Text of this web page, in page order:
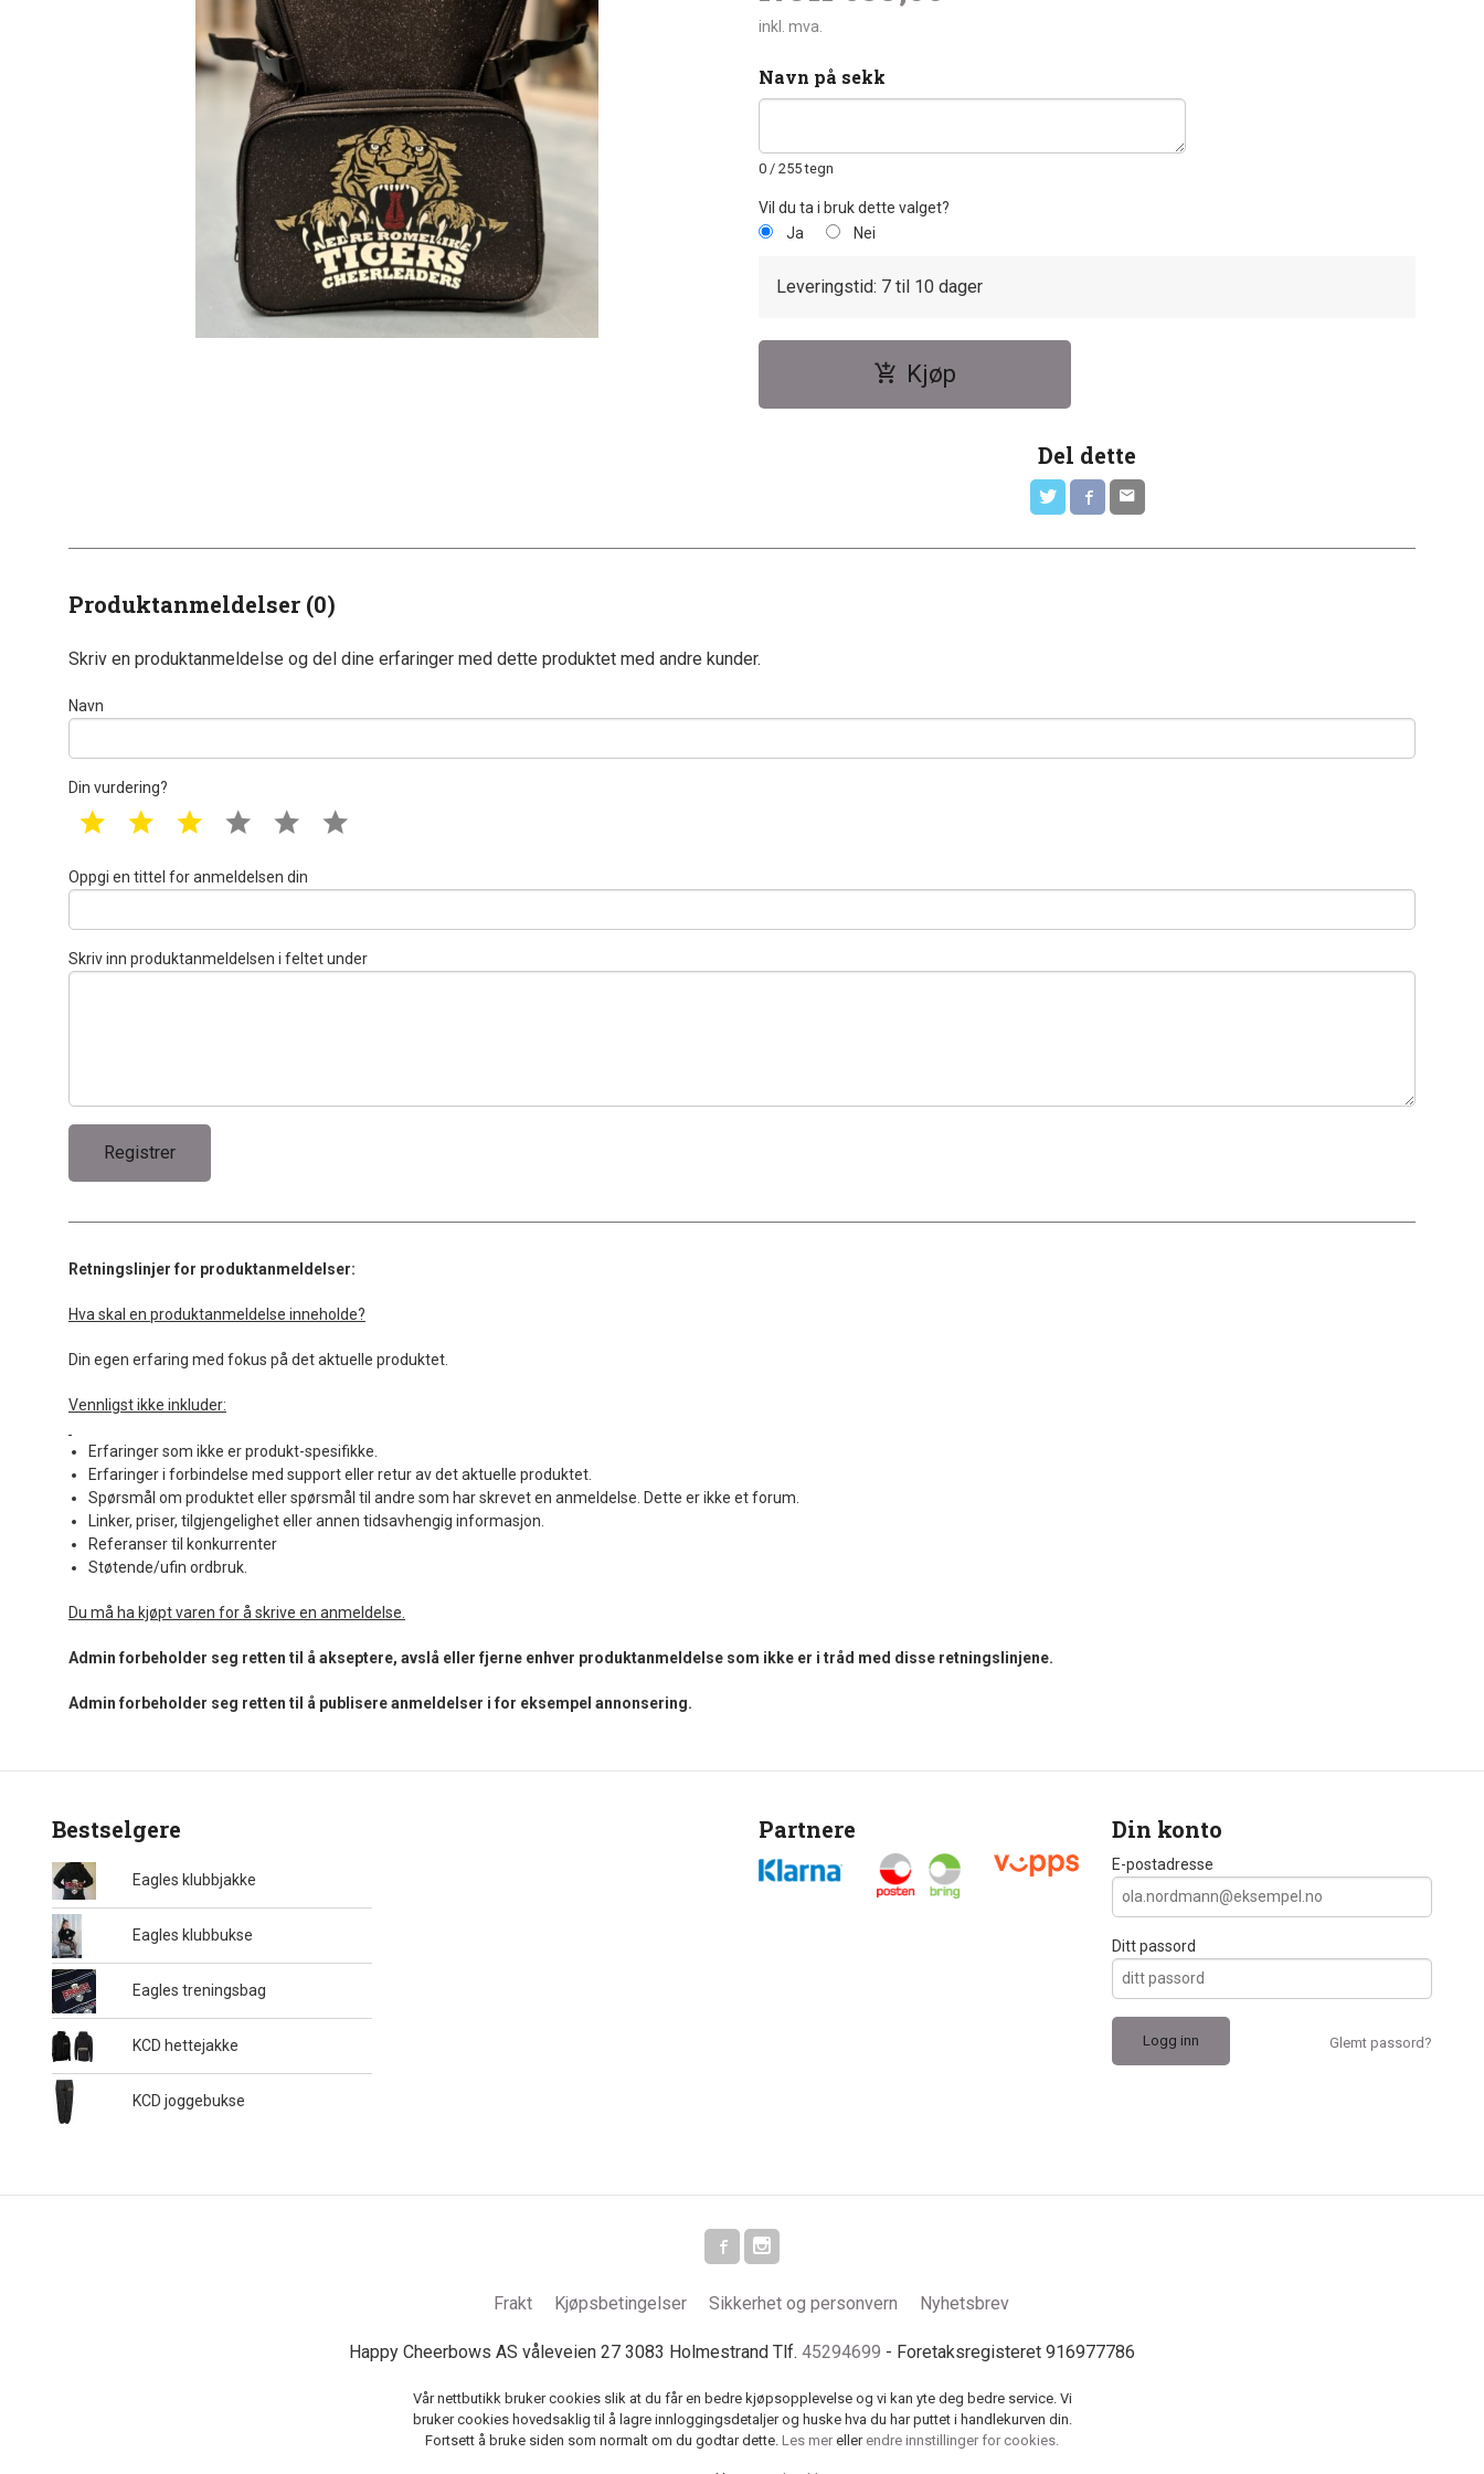
inkl. mva.
Navn på sekk
0 / 255 tegn
Vil du ta i bruk dette valget?
Ja
Nei
Leveringstid: 7 til 10 dager
Kjøp
Del dette
Produktanmeldelser (0)
Skriv en produktanmeldelse og del dine erfaringer med dette produktet med andre kunder.
Navn
Din vurdering?
1 star 2 star 3 star 4 star 5 star
Oppgi en tittel for anmeldelsen din
Skriv inn produktanmeldelsen i feltet under
Retningslinjer for produktanmeldelser:
Hva skal en produktanmeldelse inneholde?
Din egen erfaring med fokus på det aktuelle produktet.
Vennligst ikke inkluder:
Erfaringer som ikke er produkt-spesifikke.
Erfaringer i forbindelse med support eller retur av det aktuelle produktet.
Spørsmål om produktet eller spørsmål til andre som har skrevet en anmeldelse. Dette er ikke et forum.
Linker, priser, tilgjengelighet eller annen tidsavhengig informasjon.
Referanser til konkurrenter
Støtende/ufin ordbruk.
Du må ha kjøpt varen for å skrive en anmeldelse.
Admin forbeholder seg retten til å akseptere, avslå eller fjerne enhver produktanmeldelse som ikke er i tråd med disse retningslinjene.
Admin forbeholder seg retten til å publisere anmeldelser i for eksempel annonsering.
Bestselgere
Eagles klubbjakke
Eagles klubbukse
Eagles treningsbag
KCD hettejakke
KCD joggebukse
Partnere Din konto
E-postadresse
Ditt passord
Glemt passord?
Frakt Kjøpsbetingelser Sikkerhet og personvern Nyhetsbrev
Happy Cheerbows AS våleveien 27 3083 Holmestrand Tlf. 45294699 - Foretaksregisteret 916977786
Vår nettbutikk bruker cookies slik at du får en bedre kjøpsopplevelse og vi kan yte deg bedre service. Vi
bruker cookies hovedsaklig til å lagre innloggingsdetaljer og huske hva du har puttet i handlekurven din.
Fortsett å bruke siden som normalt om du godtar dette. Les mer eller endre innstillinger for cookies.